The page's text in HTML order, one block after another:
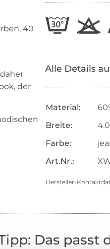
40
der
Alle Details
Material:
Breite:
Farbe:
Art.Nr.:
Hersteller-
Das passt